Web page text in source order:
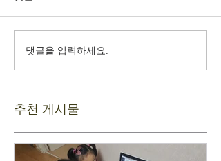
댓글을 입력하세요.
추천 게시물